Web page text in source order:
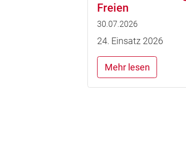
Freien
30.07.2026
24. Einsatz 2026
Mehr lesen